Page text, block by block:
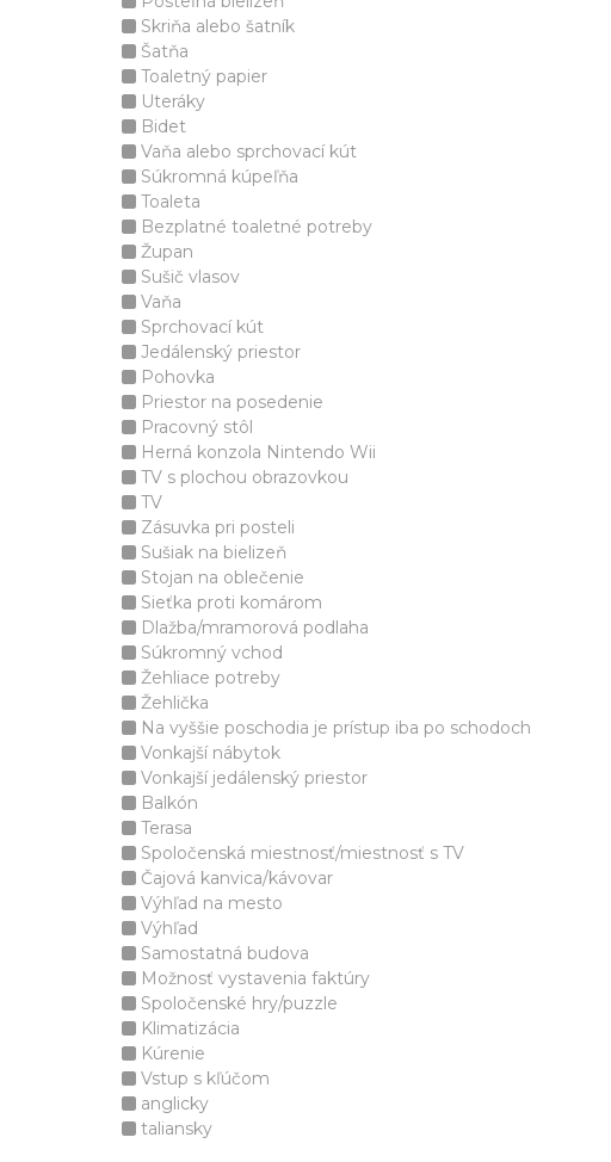
Skriňa alebo šatník
Šatňa
Toaletný papier
Uteráky
Bidet
Vaňa alebo sprchovací kút
Súkromná kúpeľňa
Toaleta
Bezplatné toaletné potreby
Župan
Sušič vlasov
Vaňa
Sprchovací kút
Jedálenský priestor
Pohovka
Priestor na posedenie
Pracovný stôl
Herná konzola Nintendo Wii
TV s plochou obrazovkou
TV
Zásuvka pri posteli
Sušiak na bielizeň
Stojan na oblečenie
Sieťka proti komárom
Dlažba/mramorová podlaha
Súkromný vchod
Žehliace potreby
Žehlička
Na vyššie poschodia je prístup iba po schodoch
Vonkajší nábytok
Vonkajší jedálenský priestor
Balkón
Terasa
Spoločenská miestnosť/miestnosť s TV
Čajová kanvica/kávovar
Výhľad na mesto
Výhľad
Samostatná budova
Možnosť vystavenia faktúry
Spoločenské hry/puzzle
Klimatizácia
Kúrenie
Vstup s kľúčom
anglicky
taliansky